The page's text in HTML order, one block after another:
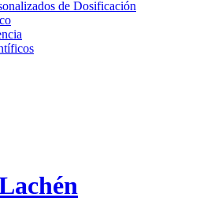
de Dosificación